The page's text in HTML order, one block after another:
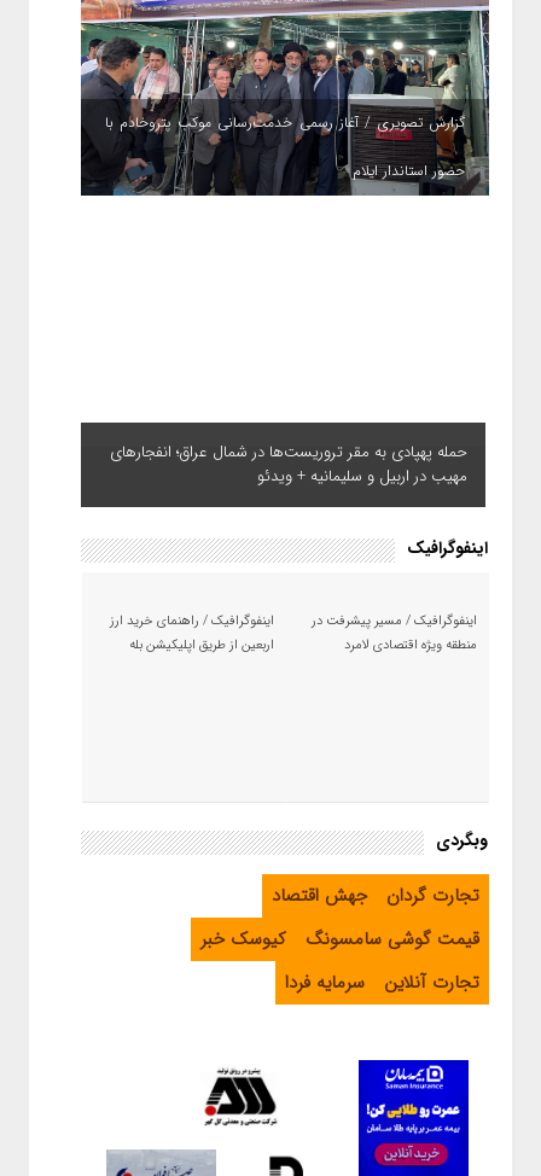
گزارش تصویری / آغاز رسمی خدمت‌رسانی موکب پتروخادم با
حضور استاندار ایلام
حمله پهپادی به مقر تروریست‌ها در شمال عراق؛ انفجارهای
مهیب در اربیل و سلیمانیه + ویدئو
اینفوگرافیک
اینفوگرافیک / مسیر پیشرفت در
منطقه ویژه اقتصادی لامرد
اینفوگرافیک / راهنمای خرید ارز
اربعین از طریق اپلیکیشن بله
وبگردی
تجارت گردان
جهش اقتصاد
قیمت گوشی سامسونگ
کیوسک خبر
تجارت آنلاین
سرمایه فردا